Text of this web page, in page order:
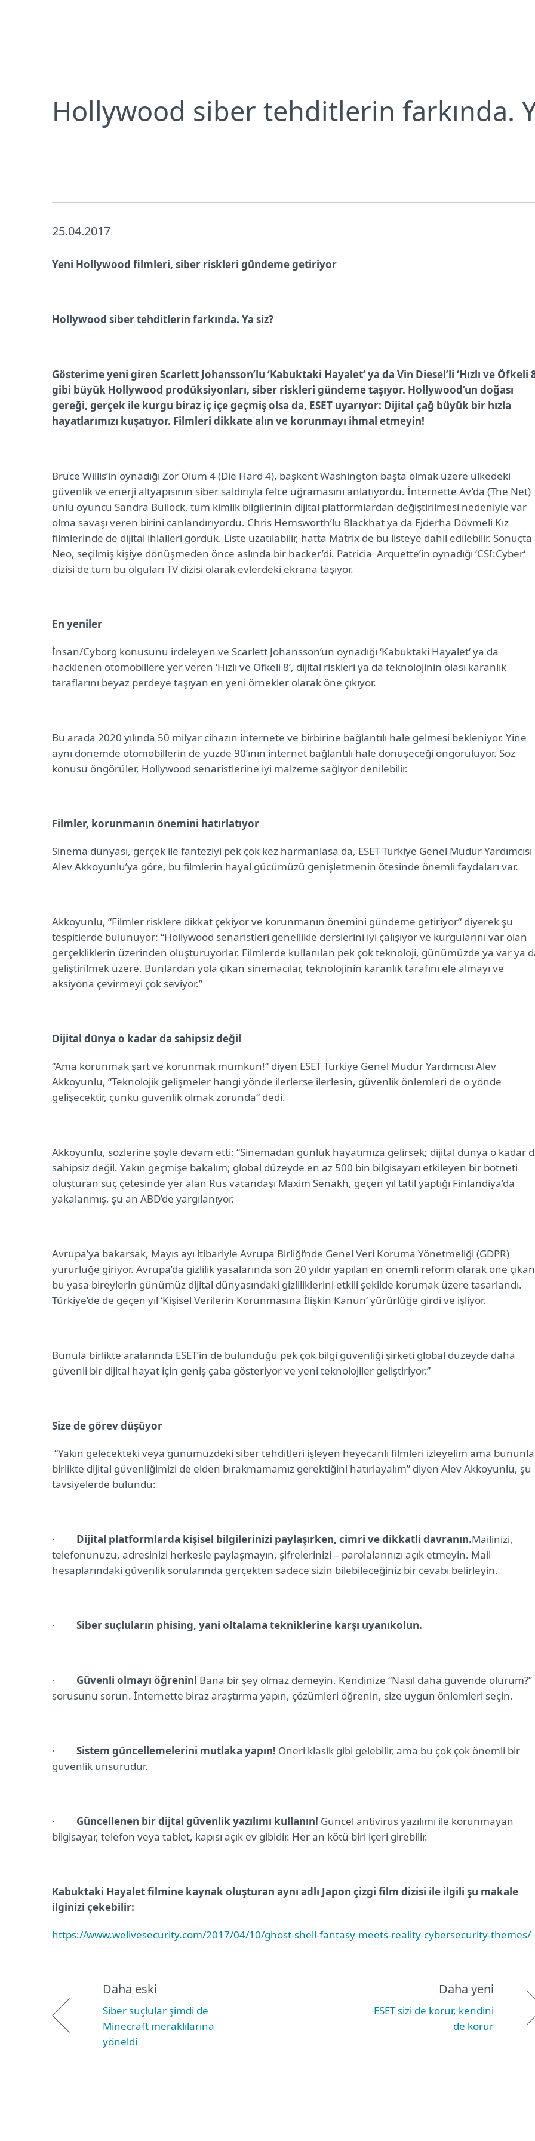
Hollywood siber tehditlerin farkında.
25.04.2017
Yeni Hollywood filmleri, siber riskleri gündeme getiriyor
Hollywood siber tehditlerin farkında. Ya siz?
Gösterime yeni giren Scarlett Johansson’lu ‘Kabuktaki Hayalet‘ ya da Vin Diesel’li ‘Hızlı ve Öfkeli
gibi büyük Hollywood prodüksiyonları, siber riskleri gündeme taşıyor. Hollywood’un doğası
gereği, gerçek ile kurgu biraz iç içe geçmiş olsa da, ESET uyarıyor: Dijital çağ büyük bir hızla
hayatlarımızı kuşatıyor. Filmleri dikkate alın ve korunmayı ihmal etmeyin!
Bruce Willis’in oynadığı Zor Ölüm 4 (Die Hard 4), başkent Washington başta olmak üzere ülkedeki
güvenlik ve enerji altyapısının siber saldırıyla felce uğramasını anlatıyordu. İnternette Av’da (The Net)
ünlü oyuncu Sandra Bullock, tüm kimlik bilgilerinin dijital platformlardan değiştirilmesi nedeniyle var
olma savaşı veren birini canlandırıyordu. Chris Hemsworth’lu Blackhat ya da Ejderha Dövmeli Kız
filmlerinde de dijital ihlalleri gördük. Liste uzatılabilir, hatta Matrix de bu listeye dahil edilebilir. Sonuçta
Neo, seçilmiş kişiye dönüşmeden önce aslında bir hacker’di. Patricia Arquette‘in oynadığı ‘CSI:Cyber‘
dizisi de tüm bu olguları TV dizisi olarak evlerdeki ekrana taşıyor.
En yeniler
İnsan/Cyborg konusunu irdeleyen ve Scarlett Johansson’un oynadığı ‘Kabuktaki Hayalet‘ ya da
hacklenen otomobillere yer veren ‘Hızlı ve Öfkeli 8‘, dijital riskleri ya da teknolojinin olası karanlık
taraflarını beyaz perdeye taşıyan en yeni örnekler olarak öne çıkıyor.
Bu arada 2020 yılında 50 milyar cihazın internete ve birbirine bağlantılı hale gelmesi bekleniyor. Yine
aynı dönemde otomobillerin de yüzde 90’ının internet bağlantılı hale dönüşeceği öngörülüyor. Söz
konusu öngörüler, Hollywood senaristlerine iyi malzeme sağlıyor denilebilir.
Filmler, korunmanın önemini hatırlatıyor
Sinema dünyası, gerçek ile fanteziyi pek çok kez harmanlasa da, ESET Türkiye Genel Müdür Yardımcısı
Alev Akkoyunlu’ya göre, bu filmlerin hayal gücümüzü genişletmenin ötesinde önemli faydaları var.
Akkoyunlu, “Filmler risklere dikkat çekiyor ve korunmanın önemini gündeme getiriyor“ diyerek şu
tespitlerde bulunuyor: “Hollywood senaristleri genellikle derslerini iyi çalışıyor ve kurgularını var olan
gerçekliklerin üzerinden oluşturuyorlar. Filmlerde kullanılan pek çok teknoloji, günümüzde ya var ya
geliştirilmek üzere. Bunlardan yola çıkan sinemacılar, teknolojinin karanlık tarafını ele almayı ve
aksiyona çevirmeyi çok seviyor.”
Dijital dünya o kadar da sahipsiz değil
“Ama korunmak şart ve korunmak mümkün!“ diyen ESET Türkiye Genel Müdür Yardımcısı Alev
Akkoyunlu, “Teknolojik gelişmeler hangi yönde ilerlerse ilerlesin, güvenlik önlemleri de o yönde
gelişecektir, çünkü güvenlik olmak zorunda“ dedi.
Akkoyunlu, sözlerine şöyle devam etti: “Sinemadan günlük hayatımıza gelirsek; dijital dünya o kadar
sahipsiz değil. Yakın geçmişe bakalım; global düzeyde en az 500 bin bilgisayarı etkileyen bir botneti
oluşturan suç çetesinde yer alan Rus vatandaşı Maxim Senakh, geçen yıl tatil yaptığı Finlandiya’da
yakalanmış, şu an ABD’de yargılanıyor.
Avrupa’ya bakarsak, Mayıs ayı itibariyle Avrupa Birliği’nde Genel Veri Koruma Yönetmeliği (GDPR)
yürürlüğe giriyor. Avrupa’da gizlilik yasalarında son 20 yıldır yapılan en önemli reform olarak öne çıkan
bu yasa bireylerin günümüz dijital dünyasındaki gizliliklerini etkili şekilde korumak üzere tasarlandı.
Türkiye’de de geçen yıl ‘Kişisel Verilerin Korunmasına İlişkin Kanun‘ yürürlüğe girdi ve işliyor.
Bunula birlikte aralarında ESET’in de bulunduğu pek çok bilgi güvenliği şirketi global düzeyde daha
güvenli bir dijital hayat için geniş çaba gösteriyor ve yeni teknolojiler geliştiriyor.”
Size de görev düşüyor
“Yakın gelecekteki veya günümüzdeki siber tehditleri işleyen heyecanlı filmleri izleyelim ama bununla
birlikte dijital güvenliğimizi de elden bırakmamamız gerektiğini hatırlayalım” diyen Alev Akkoyunlu, şu
tavsiyelerde bulundu:
· Dijital platformlarda kişisel bilgilerinizi paylaşırken, cimri ve dikkatli davranın.Mailinizi,
telefonunuzu, adresinizi herkesle paylaşmayın, şifrelerinizi – parolalarınızı açık etmeyin. Mail
hesaplarındaki güvenlik sorularında gerçekten sadece sizin bilebileceğiniz bir cevabı belirleyin.
· Siber suçluların phising, yani oltalama tekniklerine karşı uyanıkolun.
· Güvenli olmayı öğrenin! Bana bir şey olmaz demeyin. Kendinize “Nasıl daha güvende olurum?”
sorusunu sorun. İnternette biraz araştırma yapın, çözümleri öğrenin, size uygun önlemleri seçin.
· Sistem güncellemelerini mutlaka yapın! Öneri klasik gibi gelebilir, ama bu çok çok önemli bir
güvenlik unsurudur.
· Güncellenen bir dijtal güvenlik yazılımı kullanın! Güncel antivirüs yazılımı ile korunmayan
bilgisayar, telefon veya tablet, kapısı açık ev gibidir. Her an kötü biri içeri girebilir.
Kabuktaki Hayalet filmine kaynak oluşturan aynı adlı Japon çizgi film dizisi ile ilgili şu makale
ilginizi çekebilir:
https://www.welivesecurity.com/2017/04/10/ghost-shell-fantasy-meets-reality-cybersecurity-themes/
Daha eski
Siber suçlular şimdi de
Minecraft meraklılarına
yöneldi
Daha yeni
ESET sizi de korur, kendini
de korur